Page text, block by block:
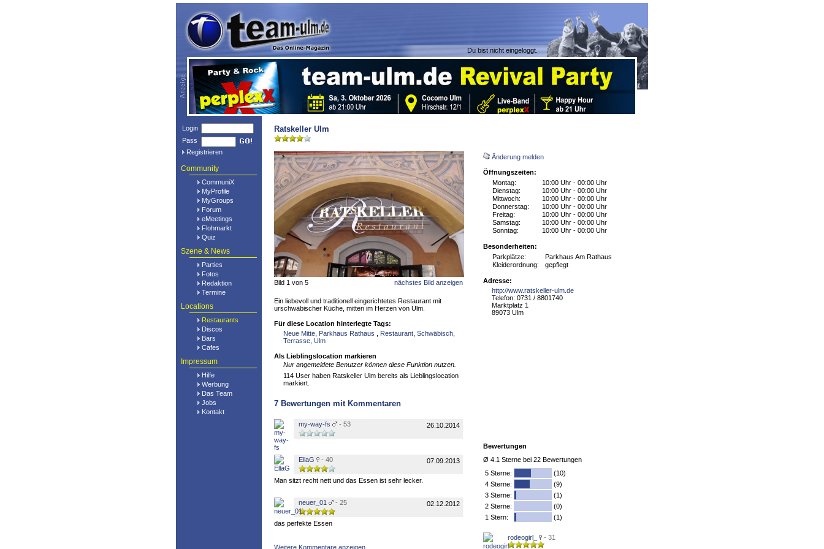
Du bist nicht eingeloggt.
Login
Pass
Registrieren
Community
CommuniX
MyProfile
MyGroups
Forum
eMeetings
Flohmarkt
Quiz
Szene & News
Parties
Fotos
Redaktion
Termine
Locations
Restaurants
Discos
Bars
Cafes
Impressum
Hilfe
Werbung
Das Team
Jobs
Kontakt
Ratskeller Ulm
Änderung melden
Öffnungszeiten:
Montag:
10:00 Uhr - 00:00 Uhr
Dienstag:
10:00 Uhr - 00:00 Uhr
Mittwoch:
10:00 Uhr - 00:00 Uhr
Donnerstag:
10:00 Uhr - 00:00 Uhr
Freitag:
10:00 Uhr - 00:00 Uhr
Samstag:
10:00 Uhr - 00:00 Uhr
Sonntag:
10:00 Uhr - 00:00 Uhr
Besonderheiten:
Parkplätze:
Parkhaus Am Rathaus
Kleiderordnung: gepflegt
Adresse:
http://www.ratskeller-ulm.de
Telefon: 0731 / 8801740
Marktplatz 1
89073 Ulm
Bewertungen
Ø 4.1 Sterne bei 22 Bewertungen
5 Sterne:
(10)
4 Sterne:
(9)
3 Sterne:
(1)
2 Sterne:
(0)
1 Stern:
(1)
rodeogirl_ - 31
Bild 1 von 5 nächstes Bild anzeigen
Ein liebevoll und traditionell eingerichtetes Restaurant mit
urschwäbischer Küche, mitten im Herzen von Ulm.
Für diese Location hinterlegte Tags:
Neue Mitte Parkhaus Rathaus Restaurant Schwäbisch
Terrasse Ulm
Als Lieblingslocation markieren
Nur angemeldete Benutzer können diese Funktion nutzen.
114 User haben Ratskeller Ulm bereits als Lieblingslocation
markiert.
7 Bewertungen mit Kommentaren
my-way-fs - 53 26.10.2014
EllaG - 40 07.09.2013
Man sitzt recht nett und das Essen ist sehr lecker.
neuer_01 - 25 02.12.2012
das perfekte Essen
Weitere Kommentare anzeigen...